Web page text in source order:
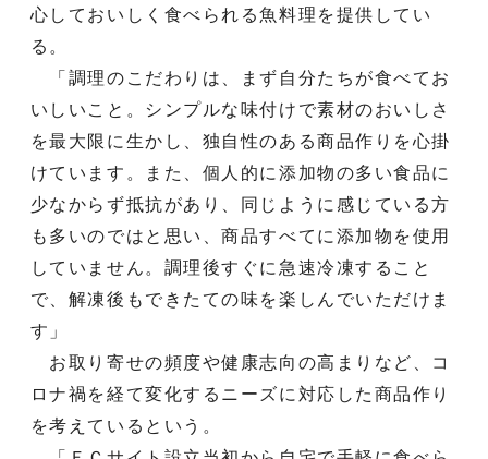
心しておいしく食べられる魚料理を提供してい
る。
「調理のこだわりは、まず自分たちが食べてお
いしいこと。シンプルな味付けで素材のおいしさ
を最大限に生かし、独自性のある商品作りを心掛
けています。また、個人的に添加物の多い食品に
少なからず抵抗があり、同じように感じている方
も多いのではと思い、商品すべてに添加物を使用
していません。調理後すぐに急速冷凍すること
で、解凍後もできたての味を楽しんでいただけま
す」
お取り寄せの頻度や健康志向の高まりなど、コ
ロナ禍を経て変化するニーズに対応した商品作り
を考えているという。